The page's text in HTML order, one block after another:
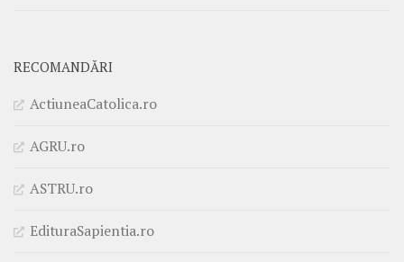
RECOMANDĂRI
ActiuneaCatolica.ro
AGRU.ro
ASTRU.ro
EdituraSapientia.ro